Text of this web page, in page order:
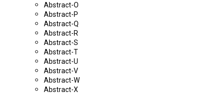
Abstract-O
Abstract-P
Abstract-Q
Abstract-R
Abstract-S
Abstract-T
Abstract-U
Abstract-V
Abstract-W
Abstract-X